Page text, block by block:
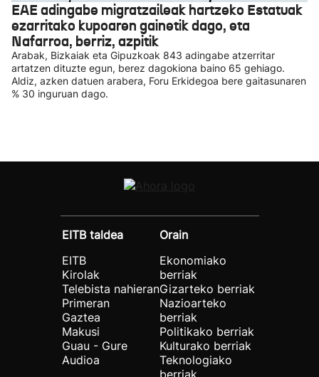
EAE adingabe migratzaileak hartzeko Estatuak
ezarritako kupoaren gainetik dago, eta
Nafarroa, berriz, azpitik
Arabak, Bizkaiak eta Gipuzkoak 843 adingabe atzerritar
artatzen dituzte egun, berez dagokiona baino 65 gehiago.
Aldiz, azken datuen arabera, Foru Erkidegoa bere gaitasunaren
% 30 inguruan dago.
EITB taldea
EITB
Kirolak
Telebista nahieran
Primeran
Gaztea
Makusi
Guau - Gure
Audioa
Orain
Ekonomiako
berriak
Gizarteko berriak
Nazioarteko
berriak
Politikako berriak
Kulturako berriak
Teknologiako
berriak